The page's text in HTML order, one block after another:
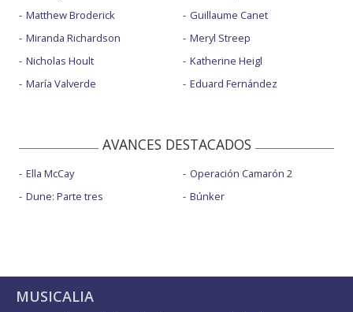
Matthew Broderick
Miranda Richardson
Nicholas Hoult
María Valverde
Guillaume Canet
Meryl Streep
Katherine Heigl
Eduard Fernández
AVANCES DESTACADOS
Ella McCay
Dune: Parte tres
Operación Camarón 2
Búnker
MUSICALIA